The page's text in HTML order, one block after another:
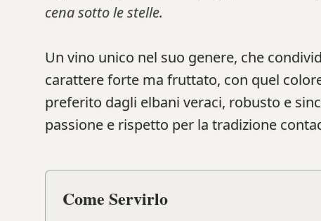
cena sotto le stelle.
Un vino unico nel suo genere, che
carattere forte ma fruttato, con quel
preferito dagli elbani veraci, robusto e
passione e rispetto per la tradizione
Come Servirlo